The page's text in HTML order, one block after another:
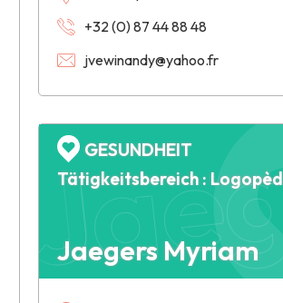
+32 (0) 87 44 88 48
jvewinandy@yahoo.fr
Jaegers Myriam
GESUNDHEIT
Tätigkeitsbereich :